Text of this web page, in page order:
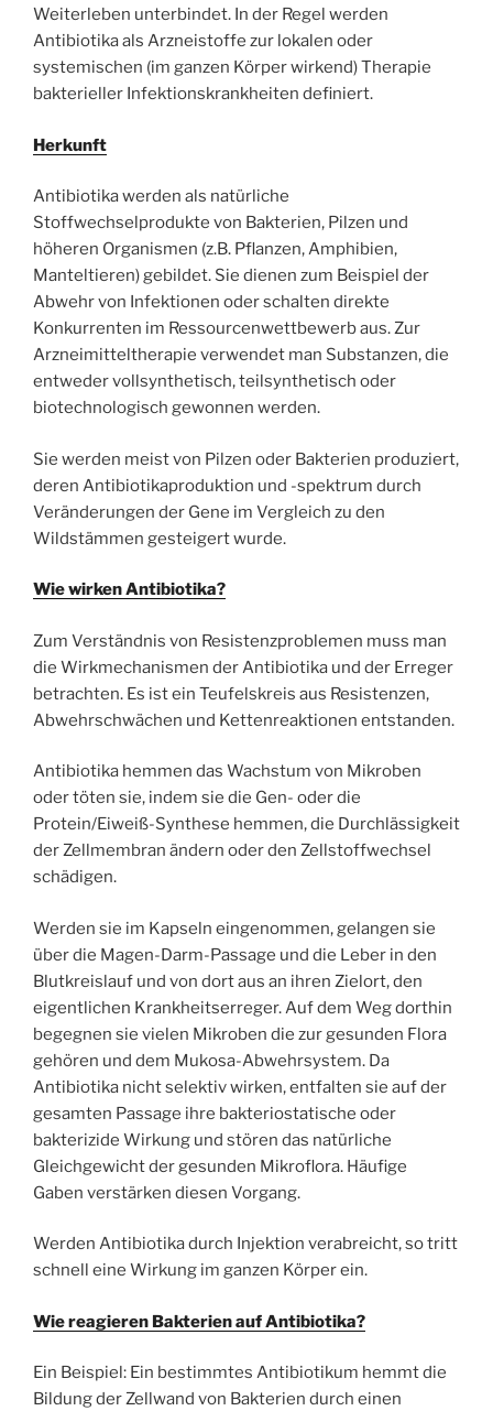
Weiterleben unterbindet. In der Regel werden
Antibiotika als Arzneistoffe zur lokalen oder
systemischen (im ganzen Körper wirkend) Therapie
bakterieller Infektionskrankheiten definiert.
Herkunft
Antibiotika werden als natürliche
Stoffwechselprodukte von Bakterien, Pilzen und
höheren Organismen (z.B. Pflanzen, Amphibien,
Manteltieren) gebildet. Sie dienen zum Beispiel der
Abwehr von Infektionen oder schalten direkte
Konkurrenten im Ressourcenwettbewerb aus. Zur
Arzneimitteltherapie verwendet man Substanzen, die
entweder vollsynthetisch, teilsynthetisch oder
biotechnologisch gewonnen werden.
Sie werden meist von Pilzen oder Bakterien produziert,
deren Antibiotikaproduktion und -spektrum durch
Veränderungen der Gene im Vergleich zu den
Wildstämmen gesteigert wurde.
Wie wirken Antibiotika?
Zum Verständnis von Resistenzproblemen muss man
die Wirkmechanismen der Antibiotika und der Erreger
betrachten. Es ist ein Teufelskreis aus Resistenzen,
Abwehrschwächen und Kettenreaktionen entstanden.
Antibiotika hemmen das Wachstum von Mikroben
oder töten sie, indem sie die Gen- oder die
Protein/Eiweiß-Synthese hemmen, die Durchlässigkeit
der Zellmembran ändern oder den Zellstoffwechsel
schädigen.
Werden sie im Kapseln eingenommen, gelangen sie
über die Magen-Darm-Passage und die Leber in den
Blutkreislauf und von dort aus an ihren Zielort, den
eigentlichen Krankheitserreger. Auf dem Weg dorthin
begegnen sie vielen Mikroben die zur gesunden Flora
gehören und dem Mukosa-Abwehrsystem. Da
Antibiotika nicht selektiv wirken, entfalten sie auf der
gesamten Passage ihre bakteriostatische oder
bakterizide Wirkung und stören das natürliche
Gleichgewicht der gesunden Mikroflora. Häufige
Gaben verstärken diesen Vorgang.
Werden Antibiotika durch Injektion verabreicht, so tritt
schnell eine Wirkung im ganzen Körper ein.
Wie reagieren Bakterien auf Antibiotika?
Ein Beispiel: Ein bestimmtes Antibiotikum hemmt die
Bildung der Zellwand von Bakterien durch einen